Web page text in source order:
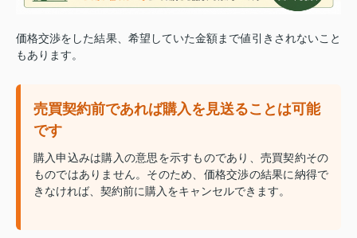
価格交渉をした結果、希望していた金額まで値引きされないこと
もあります。
売買契約前であれば購入を見送ることは可能
です
購入申込みは購入の意思を示すものであり、売買契約その
ものではありません。そのため、価格交渉の結果に納得で
きなければ、契約前に購入をキャンセルできます。